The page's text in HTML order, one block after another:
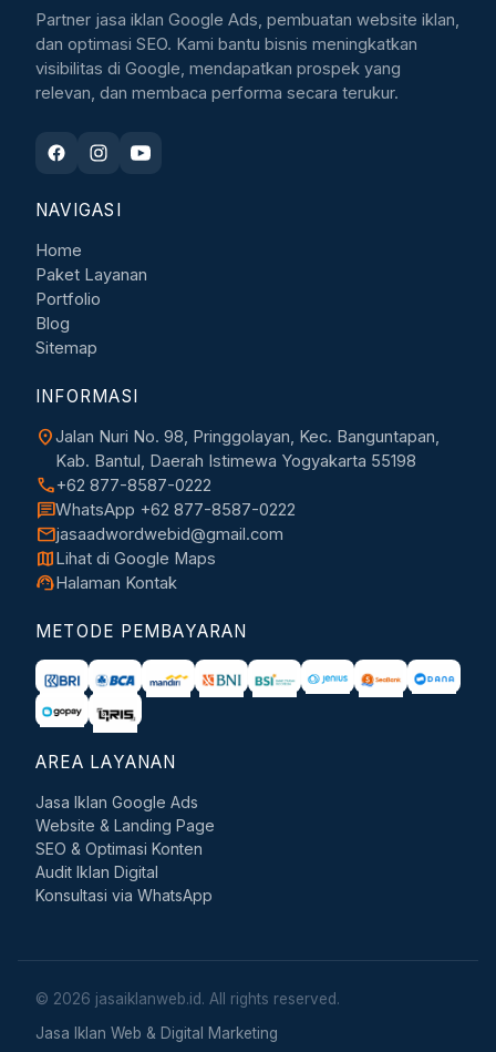
Partner jasa iklan Google Ads, pembuatan website iklan,
dan optimasi SEO. Kami bantu bisnis meningkatkan
visibilitas di Google, mendapatkan prospek yang
relevan, dan membaca performa secara terukur.
NAVIGASI
Home
Paket Layanan
Portfolio
Blog
Sitemap
INFORMASI
location_onJalan Nuri No. 98, Pringgolayan, Kec. Banguntapan,
Kab. Bantul, Daerah Istimewa Yogyakarta 55198
call+62 877-8587-0222
chatWhatsApp +62 877-8587-0222
mailjasaadwordwebid@gmail.com
mapLihat di Google Maps
support_agentHalaman Kontak
METODE PEMBAYARAN
AREA LAYANAN
Jasa Iklan Google Ads
Website & Landing Page
SEO & Optimasi Konten
Audit Iklan Digital
Konsultasi via WhatsApp
© 2026 jasaiklanweb.id. All rights reserved.
Jasa Iklan Web & Digital Marketing